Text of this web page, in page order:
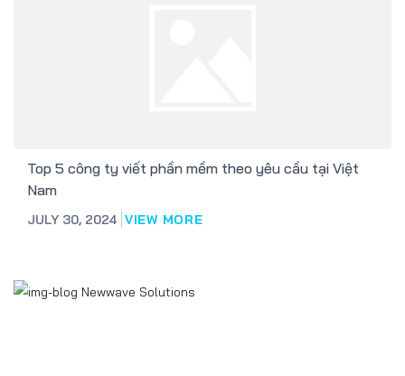
Top 5 công ty viết phần mềm theo yêu cầu tại Việt
Nam
JULY 30, 2024 VIEW MORE